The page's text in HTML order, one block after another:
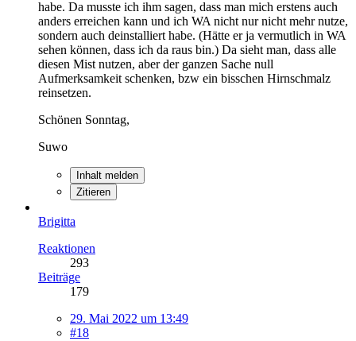
habe. Da musste ich ihm sagen, dass man mich erstens auch
anders erreichen kann und ich WA nicht nur nicht mehr nutze,
sondern auch deinstalliert habe. (Hätte er ja vermutlich in WA
sehen können, dass ich da raus bin.) Da sieht man, dass alle
diesen Mist nutzen, aber der ganzen Sache null
Aufmerksamkeit schenken, bzw ein bisschen Hirnschmalz
reinsetzen.
Schönen Sonntag,
Suwo
Inhalt melden
Zitieren
Brigitta
Reaktionen
293
Beiträge
179
29. Mai 2022 um 13:49
#18